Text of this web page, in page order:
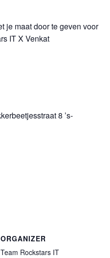
je maat door te geven voor
IT X Venkat
8 ’s-
ORGANIZER
Team Rockstars IT